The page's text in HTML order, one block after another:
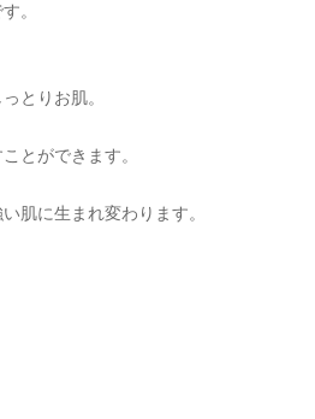
。
とりお肌。
とができます。
肌に生まれ変わります。